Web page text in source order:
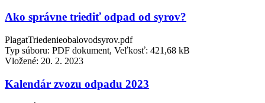
Ako správne triediť odpad od syrov?
PlagatTriedenieobalovodsyrov.pdf
Typ súboru: PDF dokument, Veľkosť: 421,68 kB
Vložené: 20. 2. 2023
Kalendár zvozu odpadu 2023